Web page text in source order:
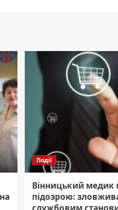
Події
Вінницький медик
підозрою: